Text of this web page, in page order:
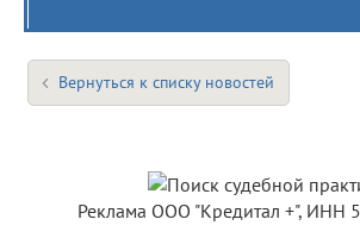
Вернуться к списку новостей
Реклама ООО "Кредитал +", ИНН